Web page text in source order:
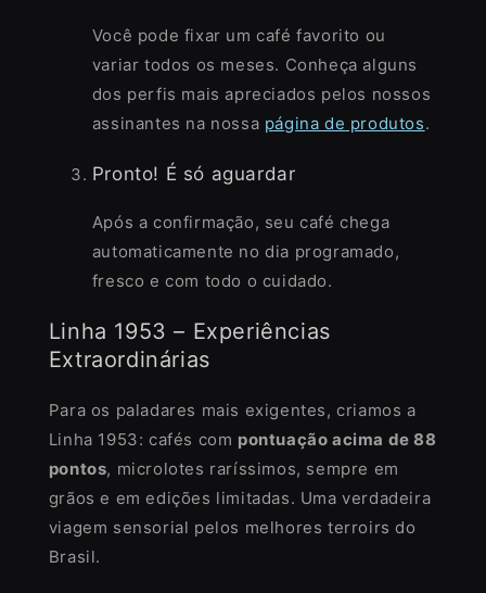
Você pode fixar um café favorito ou
variar todos os meses. Conheça alguns
dos perfis mais apreciados pelos nossos
assinantes na nossa página de produtos.
Pronto! É só aguardar
Após a confirmação, seu café chega
automaticamente no dia programado,
fresco e com todo o cuidado.
Linha 1953 – Experiências
Extraordinárias
Para os paladares mais exigentes, criamos a
Linha 1953: cafés com pontuação acima de 88
pontos, microlotes raríssimos, sempre em
grãos e em edições limitadas. Uma verdadeira
viagem sensorial pelos melhores terroirs do
Brasil.